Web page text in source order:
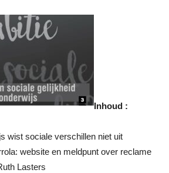
Inhoud :
wist sociale verschillen niet uit
website en meldpunt over reclame
Lasters